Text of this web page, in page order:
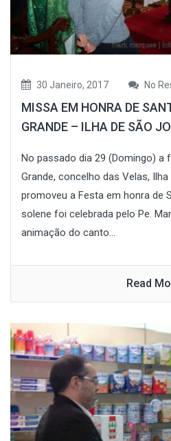
30 Janeiro, 2017 No
MISSA EM HONRA DE
GRANDE – ILHA DE SÃO
No passado dia 29 (Domingo) a
Grande, concelho das Velas,
promoveu a Festa em honra de
solene foi celebrada pelo Pe.
animação do canto...
Read